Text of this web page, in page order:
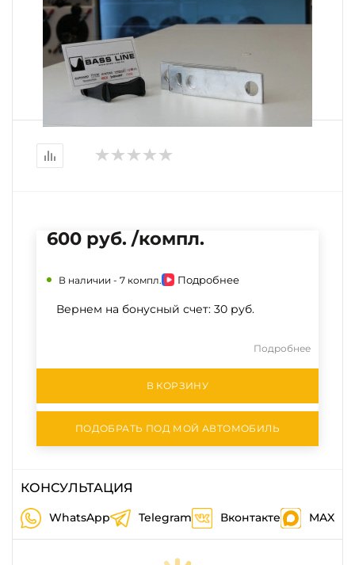
600 руб. /компл.
В наличии - 7 компл. Подробнее
Вернем на бонусный счет: 30 руб.
Подробнее
В КОРЗИНУ
ПОДОБРАТЬ ПОД МОЙ АВТОМОБИЛЬ
КОНСУЛЬТАЦИЯ
WhatsApp Telegram Вконтакте MAX